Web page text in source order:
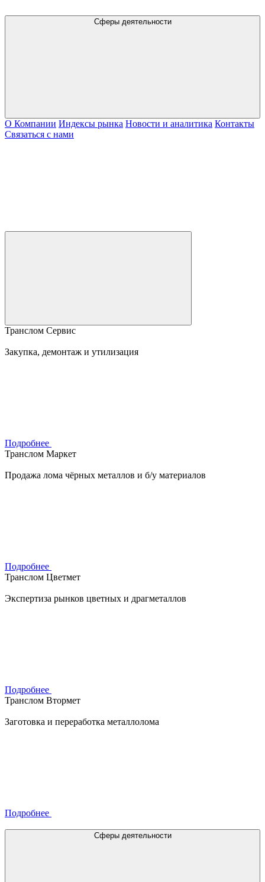
Сферы деятельности
О Компании Индексы рынка Новости и аналитика Контакты
Связаться с нами
Транслом Сервис
Закупка, демонтаж и утилизация
Подробнее
Транслом Маркет
Продажа лома чёрных металлов и б/у материалов
Подробнее
Транслом Цветмет
Экспертиза рынков цветных и драгметаллов
Подробнее
Транслом Втормет
Заготовка и переработка металлолома
Подробнее
Сферы деятельности